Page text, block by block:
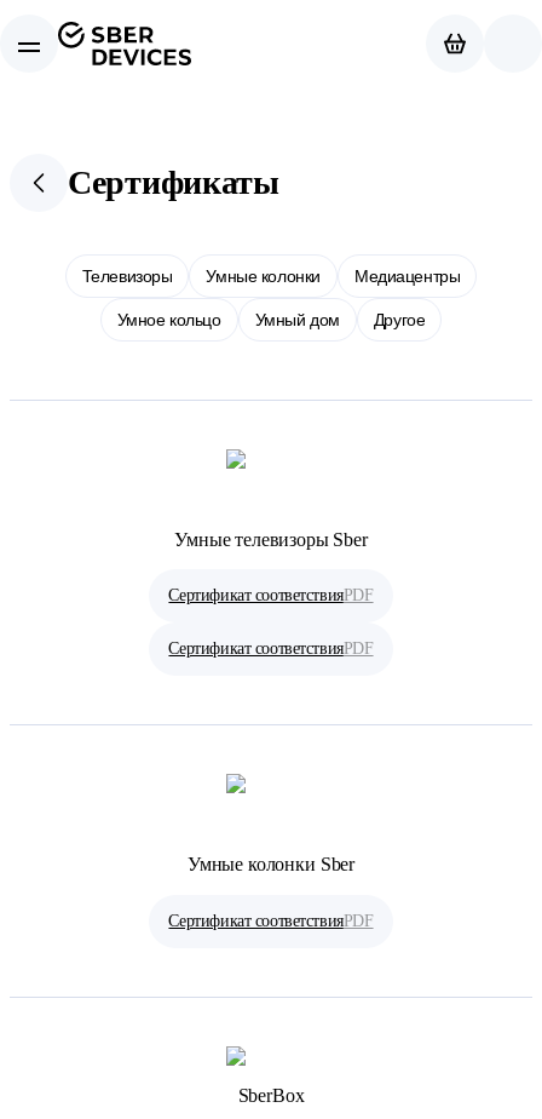
Сертификаты
Телевизоры Умные колонки Медиацентры
Умное кольцо Умный дом Другое
Умные телевизоры Sber
Сертификат соответствияPDF
Сертификат соответствияPDF
Умные колонки Sber
Сертификат соответствияPDF
SberBox